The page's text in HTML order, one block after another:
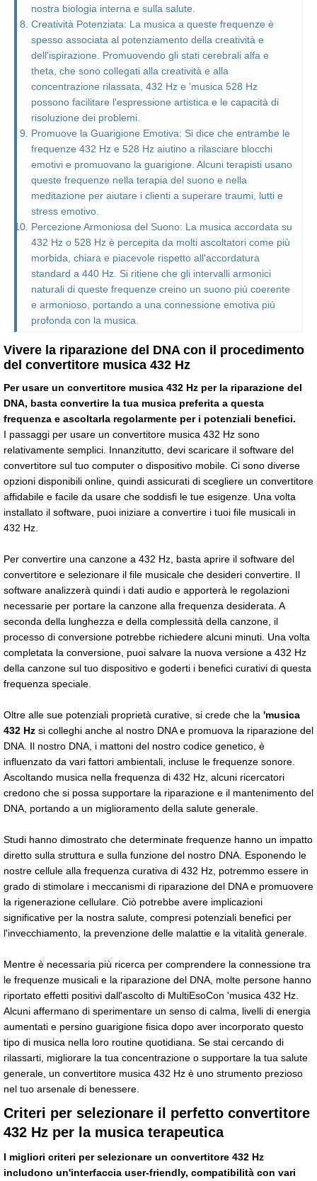
nostra biologia interna e sulla salute.
Creatività Potenziata: La musica a queste frequenze è
spesso associata al potenziamento della creatività e
dell'ispirazione. Promuovendo gli stati cerebrali alfa e
theta, che sono collegati alla creatività e alla
concentrazione rilassata, 432 Hz e 'musica 528 Hz
possono facilitare l'espressione artistica e le capacità di
risoluzione dei problemi.
Promuove la Guarigione Emotiva: Si dice che entrambe le
frequenze 432 Hz e 528 Hz aiutino a rilasciare blocchi
emotivi e promuovano la guarigione. Alcuni terapisti usano
queste frequenze nella terapia del suono e nella
meditazione per aiutare i clienti a superare traumi, lutti e
stress emotivo.
Percezione Armoniosa del Suono: La musica accordata su
432 Hz o 528 Hz è percepita da molti ascoltatori come più
morbida, chiara e piacevole rispetto all'accordatura
standard a 440 Hz. Si ritiene che gli intervalli armonici
naturali di queste frequenze creino un suono più coerente
e armonioso, portando a una connessione emotiva più
profonda con la musica.
Vivere la riparazione del DNA con il procedimento
del convertitore musica 432 Hz
Per usare un convertitore musica 432 Hz per la riparazione del
DNA, basta convertire la tua musica preferita a questa
frequenza e ascoltarla regolarmente per i potenziali benefici.
I passaggi per usare un convertitore musica 432 Hz sono
relativamente semplici. Innanzitutto, devi scaricare il software del
convertitore sul tuo computer o dispositivo mobile. Ci sono diverse
opzioni disponibili online, quindi assicurati di scegliere un convertitore
affidabile e facile da usare che soddisfi le tue esigenze. Una volta
installato il software, puoi iniziare a convertire i tuoi file musicali in
432 Hz.
Per convertire una canzone a 432 Hz, basta aprire il software del
convertitore e selezionare il file musicale che desideri convertire. Il
software analizzerà quindi i dati audio e apporterà le regolazioni
necessarie per portare la canzone alla frequenza desiderata. A
seconda della lunghezza e della complessità della canzone, il
processo di conversione potrebbe richiedere alcuni minuti. Una volta
completata la conversione, puoi salvare la nuova versione a 432 Hz
della canzone sul tuo dispositivo e goderti i benefici curativi di questa
frequenza speciale.
Oltre alle sue potenziali proprietà curative, si crede che la 'musica
432 Hz si colleghi anche al nostro DNA e promuova la riparazione del
DNA. Il nostro DNA, i mattoni del nostro codice genetico, è
influenzato da vari fattori ambientali, incluse le frequenze sonore.
Ascoltando musica nella frequenza di 432 Hz, alcuni ricercatori
credono che si possa supportare la riparazione e il mantenimento del
DNA, portando a un miglioramento della salute generale.
Studi hanno dimostrato che determinate frequenze hanno un impatto
diretto sulla struttura e sulla funzione del nostro DNA. Esponendo le
nostre cellule alla frequenza curativa di 432 Hz, potremmo essere in
grado di stimolare i meccanismi di riparazione del DNA e promuovere
la rigenerazione cellulare. Ciò potrebbe avere implicazioni
significative per la nostra salute, compresi potenziali benefici per
l'invecchiamento, la prevenzione delle malattie e la vitalità generale.
Mentre è necessaria più ricerca per comprendere la connessione tra
le frequenze musicali e la riparazione del DNA, molte persone hanno
riportato effetti positivi dall'ascolto di MultiEsoCon 'musica 432 Hz.
Alcuni affermano di sperimentare un senso di calma, livelli di energia
aumentati e persino guarigione fisica dopo aver incorporato questo
tipo di musica nella loro routine quotidiana. Se stai cercando di
rilassarti, migliorare la tua concentrazione o supportare la tua salute
generale, un convertitore musica 432 Hz è uno strumento prezioso
nel tuo arsenale di benessere.
Criteri per selezionare il perfetto convertitore
432 Hz per la musica terapeutica
I migliori criteri per selezionare un convertitore 432 Hz
includono un'interfaccia user-friendly, compatibilità con vari